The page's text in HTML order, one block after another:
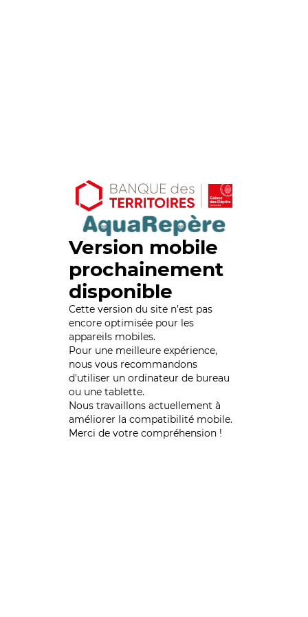
Version mobile
prochainement
disponible
Cette version du site n’est pas
encore optimisée pour les
appareils mobiles.
Pour une meilleure expérience,
nous vous recommandons
d'utiliser un ordinateur de bureau
ou une tablette.
Nous travaillons actuellement à
améliorer la compatibilité mobile.
Merci de votre compréhension !